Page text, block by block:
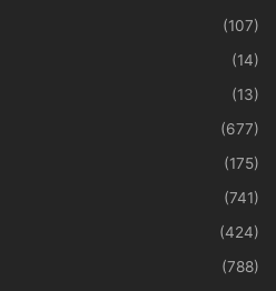
(107)
(14)
(13)
(677)
(175)
(741)
(424)
(788)